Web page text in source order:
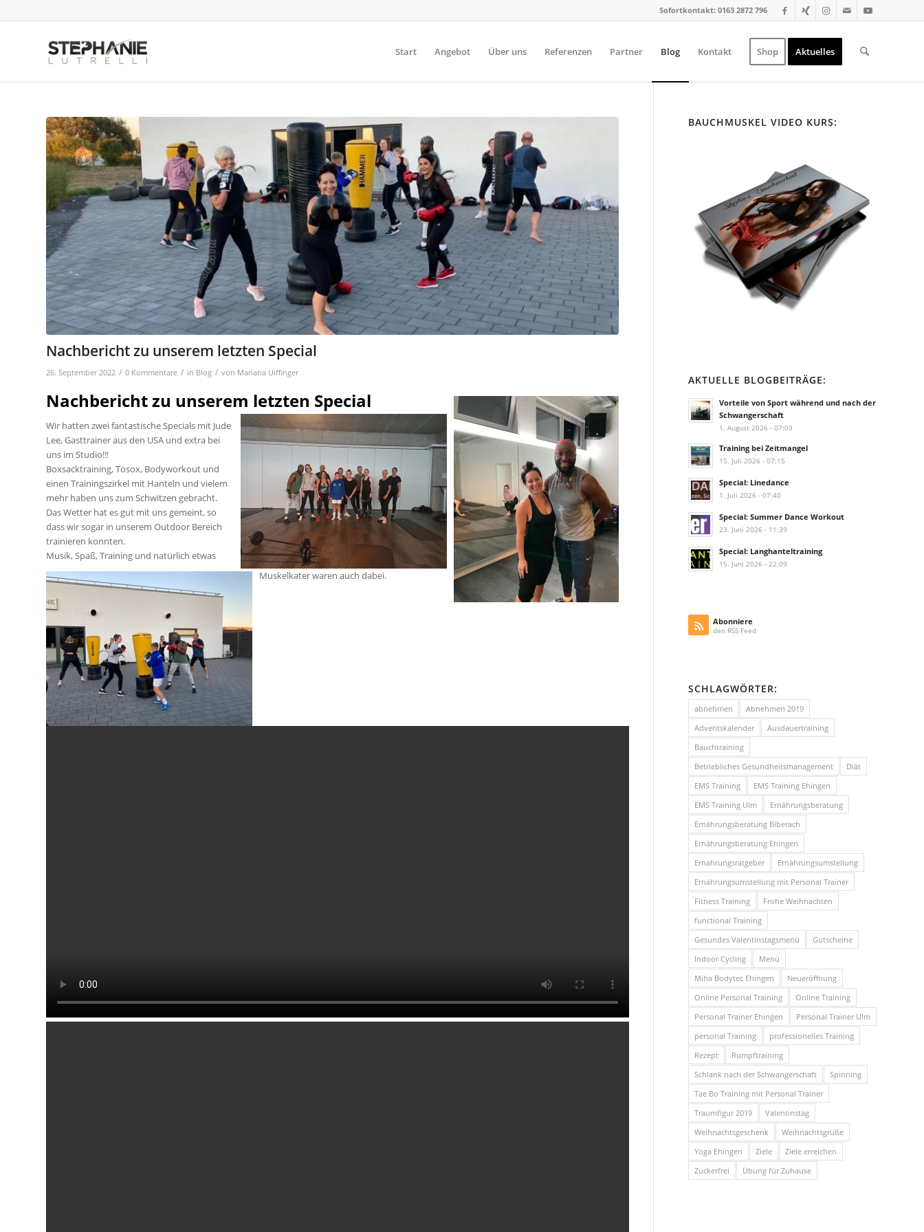
Sofortkontakt: 0163 2872 796
Start Angebot Über uns Referenzen Partner Blog Kontakt Shop Aktuelles
Nachbericht zu unserem letzten Special
26. September 2022 / 0 Kommentare / in Blog / von Mariana Uiffinger
Nachbericht zu unserem letzten Special
Wir hatten zwei fantastische Specials mit Jude
Lee, Gasttrainer aus den USA und extra bei
uns im Studio!!!
Boxsacktraining, Tosox, Bodyworkout und
einen Trainingszirkel mit Hanteln und vielem
mehr haben uns zum Schwitzen gebracht.
Das Wetter hat es gut mit uns gemeint, so
dass wir sogar in unserem Outdoor Bereich
trainieren konnten.
Musik, Spaß, Training und natürlich etwas
Muskelkater waren auch dabei.
BAUCHMUSKEL VIDEO KURS:
AKTUELLE BLOGBEITRÄGE:
Vorteile von Sport während und nach der
Schwangerschaft
1. August 2026 - 07:03
Training bei Zeitmangel
15. Juli 2026 - 07:15
Special: Linedance
1. Juli 2026 - 07:40
Special: Summer Dance Workout
23. Juni 2026 - 11:39
Special: Langhanteltraining
15. Juni 2026 - 22:09
Abonniere
den RSS Feed
SCHLAGWÖRTER:
abnehmen
Abnehmen 2019
Adventskalender
Ausdauertraining
Bauchtraining
Betriebliches Gesundheitsmanagement
Diät
EMS Training
EMS Training Ehingen
EMS Training Ulm
Ernährungsberatung
Ernährungsberatung Biberach
Ernährungsberatung Ehingen
Ernährungsratgeber
Ernährungsumstellung
Ernährungsumstellung mit Personal Trainer
Fitness Training
Frohe Weihnachten
functional Training
Gesundes Valentinstagsmenü
Gutscheine
Indoor Cycling
Menü
Miha Bodytec Ehingen
Neueröffnung
Online Personal Training
Online Training
Personal Trainer Ehingen
Personal Trainer Ulm
personal Training
professionelles Training
Rezept
Rumpftraining
Schlank nach der Schwangerschaft
Spinning
Tae Bo Training mit Personal Trainer
Traumfigur 2019
Valentinstag
Weihnachtsgeschenk
Weihnachtsgrüße
Yoga Ehingen
Ziele
Ziele erreichen
Zuckerfrei
Übung für Zuhause